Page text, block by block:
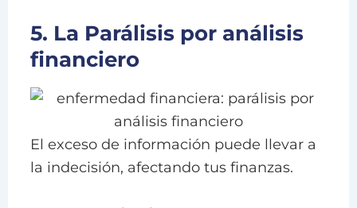
5. La Parálisis por análisis
financiero
El exceso de información puede llevar a
la indecisión, afectando tus finanzas.